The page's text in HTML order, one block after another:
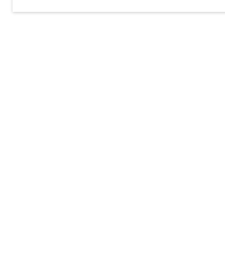
Der Weinbau dominert heute nicht